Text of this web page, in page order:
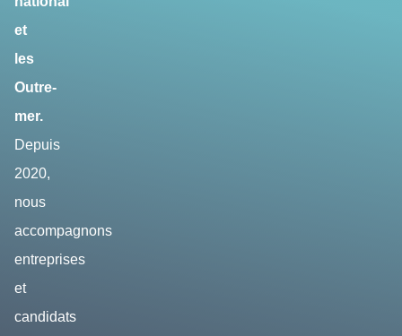
et
les
Outre-
mer.
Depuis
2020,
nous
accompagnons
entreprises
et
candidats